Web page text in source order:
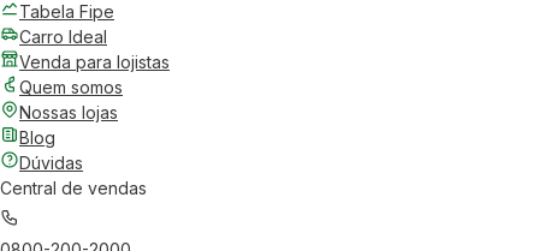
Tabela Fipe
Carro Ideal
Venda para lojistas
Quem somos
Nossas lojas
Blog
Dúvidas
Central de vendas